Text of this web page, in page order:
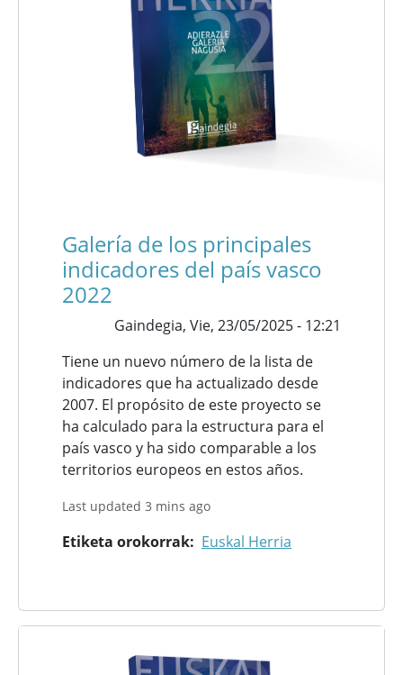
Galería de los principales
indicadores del país vasco
2022
Gaindegia, Vie, 23/05/2025 - 12:21
Tiene un nuevo número de la lista de
indicadores que ha actualizado desde
2007. El propósito de este proyecto se
ha calculado para la estructura para el
país vasco y ha sido comparable a los
territorios europeos en estos años.
Last updated 3 mins ago
Etiketa orokorrak Euskal Herria